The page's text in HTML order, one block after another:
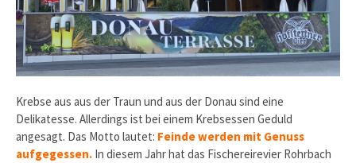
Krebse aus aus der Traun und aus der Donau sind eine
Delikatesse. Allerdings ist bei einem Krebsessen Geduld
angesagt. Das Motto lautet: Feinde werden mit Genuss
aufgegessen. In diesem Jahr hat das Fischereirevier Rohrbach